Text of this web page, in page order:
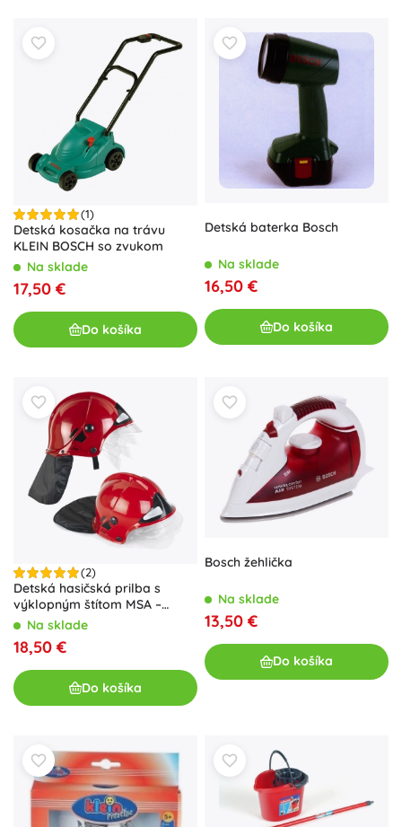
(1)
Detská kosačka na trávu
KLEIN BOSCH so zvukom
Na sklade
17,50 €
Do košíka
Detská baterka Bosch
Na sklade
16,50 €
Do košíka
(2)
Detská hasičská prilba s
výklopným štítom MSA –
červená
Na sklade
18,50 €
Do košíka
Bosch žehlička
Na sklade
13,50 €
Do košíka